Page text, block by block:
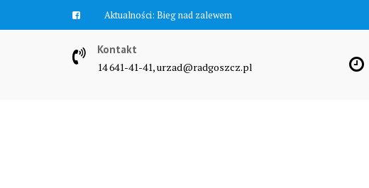
Aktualności: Bieg nad zalewem
Kontakt
14 641-41-41, urzad@radgoszcz.pl